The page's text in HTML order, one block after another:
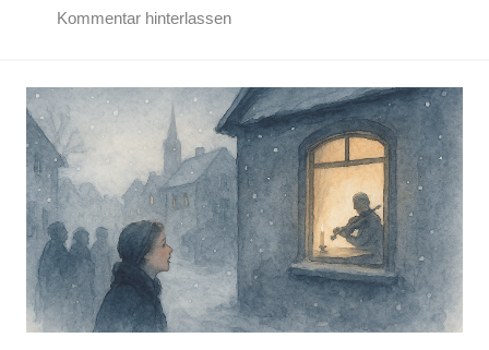
Kommentar hinterlassen